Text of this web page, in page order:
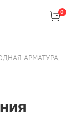
0
АРМАТУРА,